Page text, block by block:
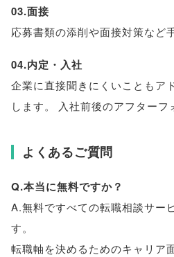
03.面接
応募書類の添削や面接対策など
04.内定・入社
企業に直接聞きにくいこともア
します。 入社前後のアフターフ
よくあるご質問
Q.本当に無料ですか？
A.無料ですべての転職相談サー
す。
転職軸を決めるためのキャリア